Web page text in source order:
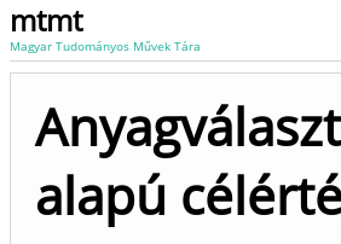
mtmt
Magyar Tudományos Művek Tára
alapú